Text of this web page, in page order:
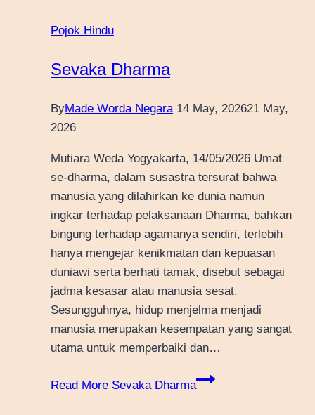
Pojok Hindu
Sevaka Dharma
ByMade Worda Negara 14 May, 202621 May,
2026
Mutiara Weda Yogyakarta, 14/05/2026 Umat
se-dharma, dalam susastra tersurat bahwa
manusia yang dilahirkan ke dunia namun
ingkar terhadap pelaksanaan Dharma, bahkan
bingung terhadap agamanya sendiri, terlebih
hanya mengejar kenikmatan dan kepuasan
duniawi serta berhati tamak, disebut sebagai
jadma kesasar atau manusia sesat.
Sesungguhnya, hidup menjelma menjadi
manusia merupakan kesempatan yang sangat
utama untuk memperbaiki dan…
Read More Sevaka Dharma